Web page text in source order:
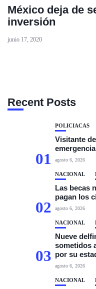
México deja de
inversión
junio 17, 2020
Recent Posts
01
POLICIACAS
Visitante
agosto 6, 2026
02
NACIONAL
Las becas
pagan los
agosto 6, 2026
03
NACIONAL
Nueve
sometidos
por su
agosto 6, 2026
NACIONAL